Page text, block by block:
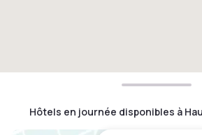
Hôtels en journée disponibles à